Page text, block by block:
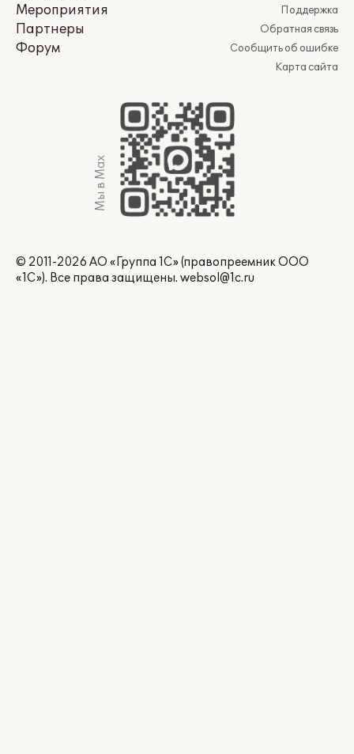
Мероприятия
Партнеры
Форум
Поддержка
Обратная связь
Сообщить об ошибке
Карта сайта
Мы в Max
© 2011-2026 АО «Группа 1С» (правопреемник ООО
«1С»). Все права защищены. websol@1c.ru